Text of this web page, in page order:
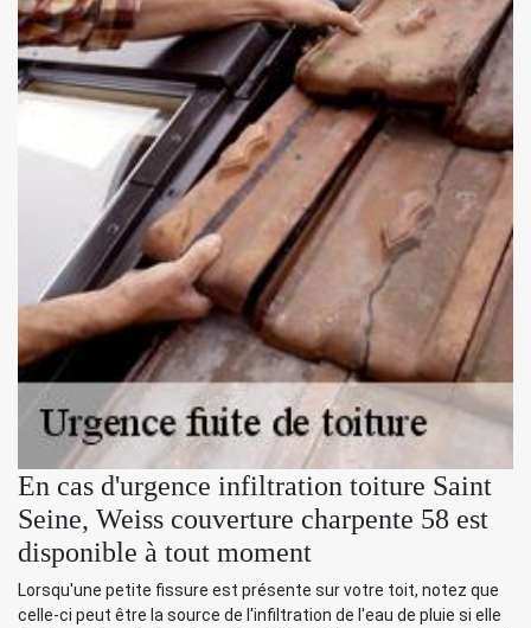
En cas d'urgence infiltration toiture Saint
Seine, Weiss couverture charpente 58 est
disponible à tout moment
Lorsqu'une petite fissure est présente sur votre toit, notez que
celle-ci peut être la source de l'infiltration de l'eau de pluie si elle